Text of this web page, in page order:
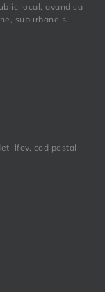
local, avand ca
suburbane si
Ilfov, cod postal